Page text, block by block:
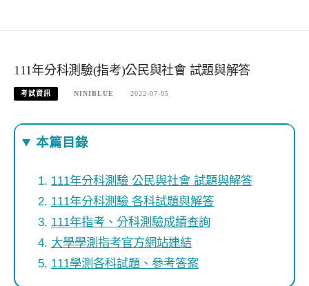
111年分科測驗(指考)公民與社會 試題與解答
考試資訊 NINIBLUE 2022-07-05
本篇目錄
111年分科測驗 公民與社會 試題與解答
111年分科測驗 各科試題與解答
111年指考、分科測驗成績查詢
大學學測指考官方網站連結
111學測各科試題、參考答案